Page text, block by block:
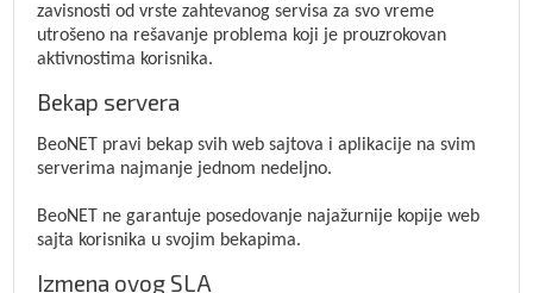
zavisnosti od vrste zahtevanog servisa za svo vreme
utrošeno na rešavanje problema koji je prouzrokovan
aktivnostima korisnika.
Bekap servera
BeoNET pravi bekap svih web sajtova i aplikacije na svim
serverima najmanje jednom nedeljno.
BeoNET ne garantuje posedovanje najažurnije kopije web
sajta korisnika u svojim bekapima.
Izmena ovog SLA